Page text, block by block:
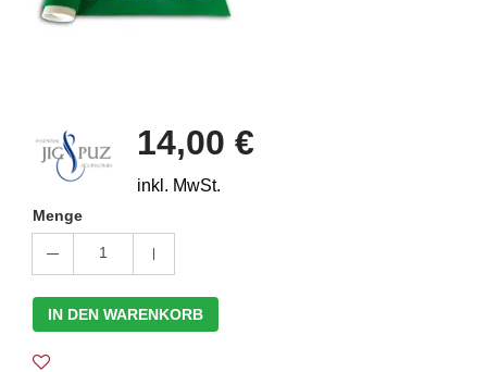
14,00 €
inkl. MwSt.
Menge
1
IN DEN WARENKORB